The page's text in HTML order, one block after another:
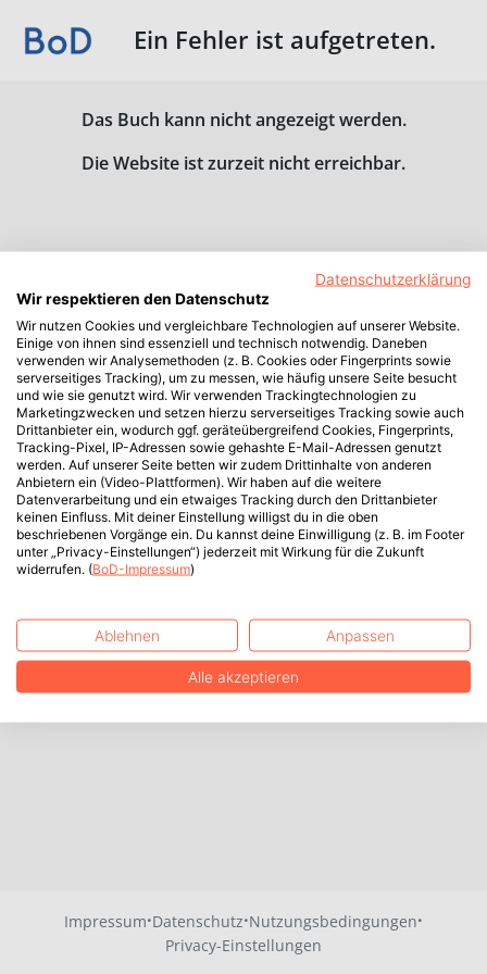
Ein Fehler ist aufgetreten.
Das Buch kann nicht angezeigt werden.
Die Website ist zurzeit nicht erreichbar.
Impressum·Datenschutz·Nutzungsbedingungen·
Privacy-Einstellungen
Datenschutzerklärung
Wir respektieren den Datenschutz
Wir nutzen Cookies und vergleichbare Technologien auf unserer Website.
Einige von ihnen sind essenziell und technisch notwendig. Daneben
verwenden wir Analysemethoden (z. B. Cookies oder Fingerprints sowie
serverseitiges Tracking), um zu messen, wie häufig unsere Seite besucht
und wie sie genutzt wird. Wir verwenden Trackingtechnologien zu
Marketingzwecken und setzen hierzu serverseitiges Tracking sowie auch
Drittanbieter ein, wodurch ggf. geräteübergreifend Cookies, Fingerprints,
Tracking-Pixel, IP-Adressen sowie gehashte E-Mail-Adressen genutzt
werden. Auf unserer Seite betten wir zudem Drittinhalte von anderen
Anbietern ein (Video-Plattformen). Wir haben auf die weitere
Datenverarbeitung und ein etwaiges Tracking durch den Drittanbieter
keinen Einfluss. Mit deiner Einstellung willigst du in die oben
beschriebenen Vorgänge ein. Du kannst deine Einwilligung (z. B. im Footer
unter „Privacy-Einstellungen“) jederzeit mit Wirkung für die Zukunft
widerrufen. (BoD-Impressum)
Ablehnen Anpassen
Alle akzeptieren